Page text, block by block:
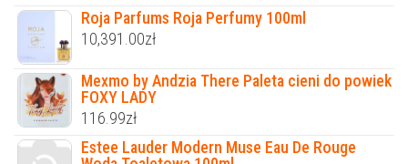
Roja Parfums Roja Perfumy 100ml
10,391.00zł
Mexmo by Andzia There Paleta cieni do powiek
FOXY LADY
116.99zł
Estee Lauder Modern Muse Eau De Rouge